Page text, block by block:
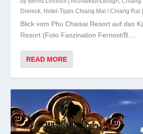
Dreieck Hotel-Tipps Chiang Mai / Chiang Rai
Blick vom Phu Chaisai Resort auf das
Resort (Foto Faszination Fernost/B....
READ MORE